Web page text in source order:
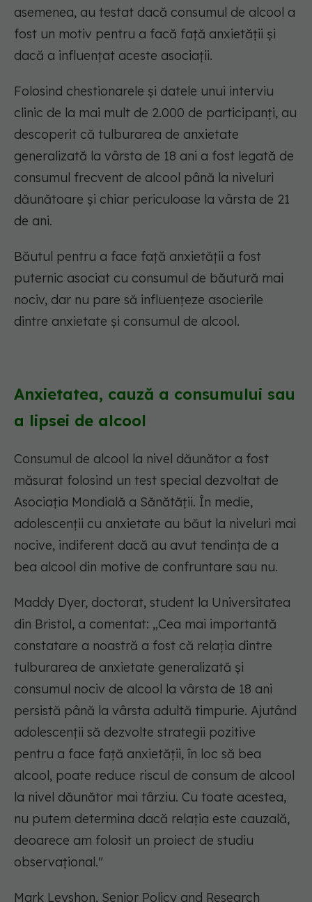
asemenea, au testat dacă consumul de alcool a
fost un motiv pentru a facă față anxietății și
dacă a influențat aceste asociații.
Folosind chestionarele și datele unui interviu
clinic de la mai mult de 2.000 de participanți, au
descoperit că tulburarea de anxietate
generalizată la vârsta de 18 ani a fost legată de
consumul frecvent de alcool până la niveluri
dăunătoare și chiar periculoase la vârsta de 21
de ani.
Băutul pentru a face față anxietății a fost
puternic asociat cu consumul de băutură mai
nociv, dar nu pare să influențeze asocierile
dintre anxietate și consumul de alcool.
Anxietatea, cauză a consumului sau
a lipsei de alcool
Consumul de alcool la nivel dăunător a fost
măsurat folosind un test special dezvoltat de
Asociația Mondială a Sănătății. În medie,
adolescenții cu anxietate au băut la niveluri mai
nocive, indiferent dacă au avut tendința de a
bea alcool din motive de confruntare sau nu.
Maddy Dyer, doctorat, student la Universitatea
din Bristol, a comentat: „Cea mai importantă
constatare a noastră a fost că relația dintre
tulburarea de anxietate generalizată și
consumul nociv de alcool la vârsta de 18 ani
persistă până la vârsta adultă timpurie. Ajutând
adolescenții să dezvolte strategii pozitive
pentru a face față anxietății, în loc să bea
alcool, poate reduce riscul de consum de alcool
la nivel dăunător mai târziu. Cu toate acestea,
nu putem determina dacă relația este cauzală,
deoarece am folosit un proiect de studiu
observațional."
Mark Leyshon, Senior Policy and Research